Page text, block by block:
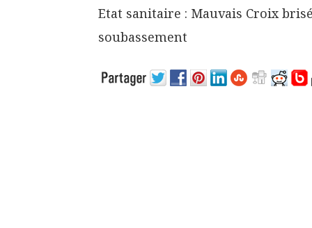
Etat sanitaire : Mauvais Croix
soubassement